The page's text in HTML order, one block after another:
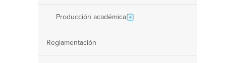
Producción académica
Reglamentación